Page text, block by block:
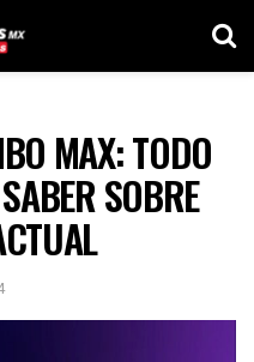
MAX: TODO
SOBRE